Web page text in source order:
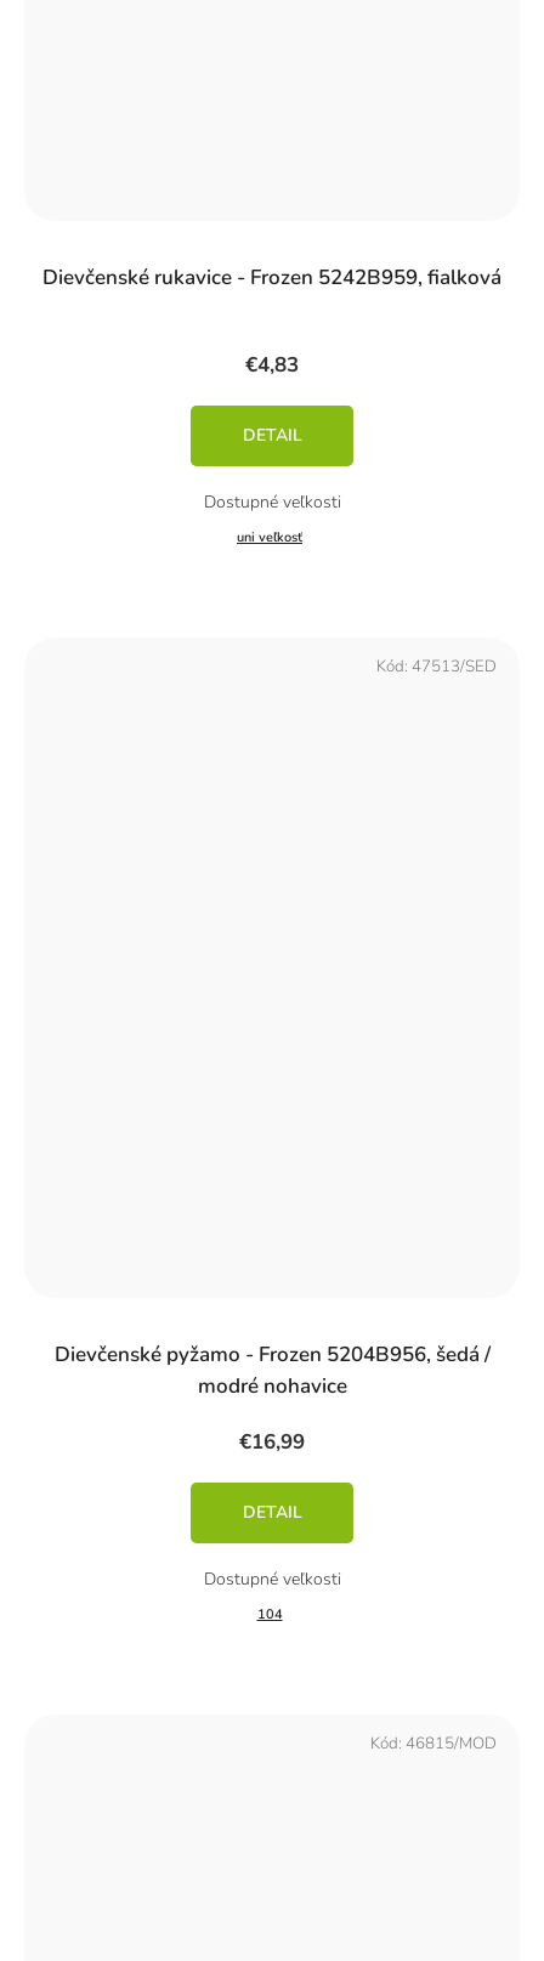
Dievčenské rukavice - Frozen 5242B959, fialková
€4,83
DETAIL
uni veľkosť
Dievčenské pyžamo - Frozen 5204B956, šedá /
modré nohavice
€16,99
DETAIL
104
Kód: 47513/SED
Kód: 46815/MOD